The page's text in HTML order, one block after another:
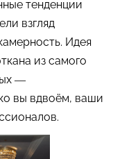
тенденции
взгляд
Идея
из самого
—
вы вдвоём, ваши